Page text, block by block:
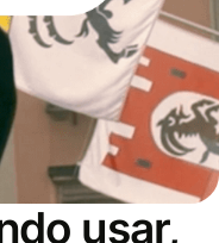
usar,